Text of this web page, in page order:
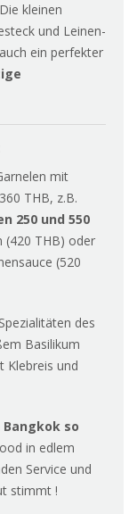
kleinen
und Leinen-
ein perfekter
mit
THB, z.B.
250 und 550
(420 THB) oder
(520
des
Basilikum
Klebreis und
so
in edlem
Service und
stimmt !